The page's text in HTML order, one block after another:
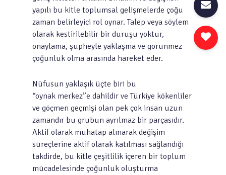
yapılı bu kitle toplumsal gelişmelerde çoğu
zaman belirleyici rol oynar. Talep veya söylem
olarak kestirilebilir bir duruşu yoktur,
onaylama, şüpheyle yaklaşma ve görünmez
çoğunluk olma arasında hareket eder.
Nüfusun yaklaşık üçte biri bu
“oynak merkez”e dahildir ve Türkiye kökenliler
ve göçmen geçmişi olan pek çok insan uzun
zamandır bu grubun ayrılmaz bir parçasıdır.
Aktif olarak muhatap alınarak değişim
süreçlerine aktif olarak katılması sağlandığı
takdirde, bu kitle çeşitlilik içeren bir toplum
mücadelesinde çoğunluk oluşturma